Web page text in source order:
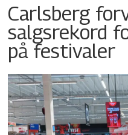
Carlsberg
salgsrekord
på festivaler